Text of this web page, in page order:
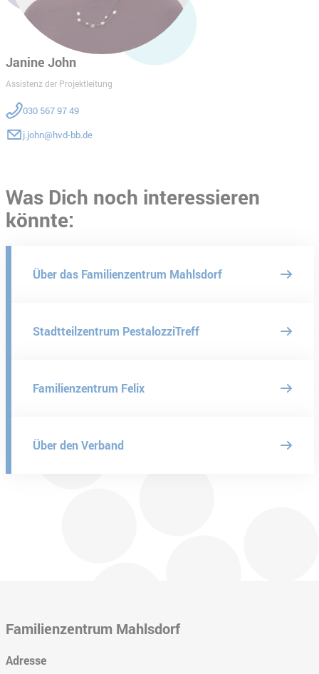
Janine John
Assistenz der Projektleitung
030 567 97 49
j.john@hvd-bb.de
Was Dich noch interessieren
könnte:
Über das Familienzentrum Mahlsdorf
Stadtteilzentrum PestalozziTreff
Familienzentrum Felix
Über den Verband
Familienzentrum Mahlsdorf
Adresse